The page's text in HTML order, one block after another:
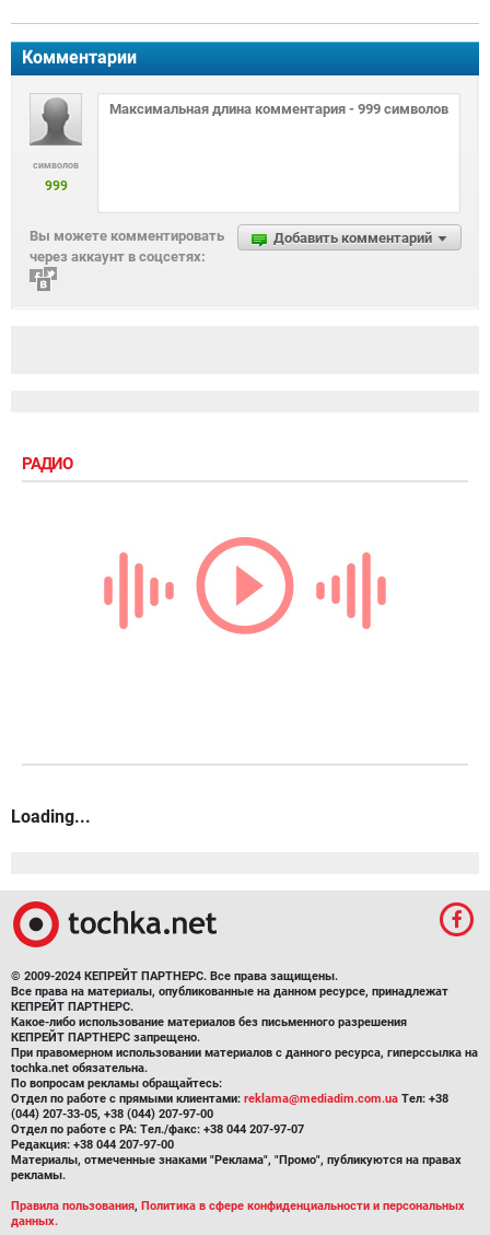
Комментарии
символов
999
Добавить комментарий
Вы можете комментировать
через аккаунт в соцсетях:
РАДИО
Loading...
© 2009-2024 КЕПРЕЙТ ПАРТНЕРС. Все права защищены.
Все права на материалы, опубликованные на данном ресурсе, принадлежат
КЕПРЕЙТ ПАРТНЕРС.
Какое-либо использование материалов без письменного разрешения
КЕПРЕЙТ ПАРТНЕРС запрещено.
При правомерном использовании материалов с данного ресурса, гиперссылка на
tochka.net обязательна.
По вопросам рекламы обращайтесь:
Отдел по работе с прямыми клиентами: reklama@mediadim.com.ua Тел: +38
(044) 207-33-05, +38 (044) 207-97-00
Отдел по работе с РА: Тел./факс: +38 044 207-97-07
Редакция: +38 044 207-97-00
Материалы, отмеченные знаками "Реклама", "Промо", публикуются на правах
рекламы.
Правила пользования, Политика в сфере конфиденциальности и персональных
данных.